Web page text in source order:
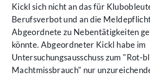
Kickl sich nicht an das für
Berufsverbot und an die
Abgeordnete zu Nebentätigkeiten
könnte. Abgeordneter Kickl habe im
Untersuchungsausschuss zum "Rot-
Machtmissbrauch" nur